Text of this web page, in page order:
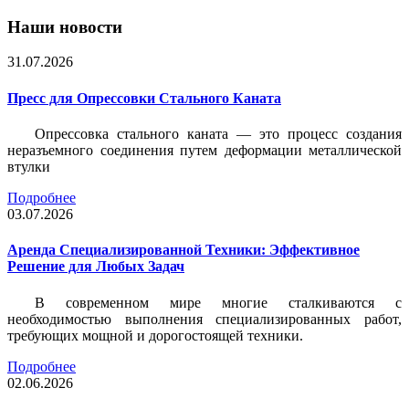
Наши новости
31.07.2026
Пресс для Опрессовки Стального Каната
Опрессовка стального каната — это процесс создания
неразъемного соединения путем деформации металлической
втулки
Подробнее
03.07.2026
Аренда Специализированной Техники: Эффективное
Решение для Любых Задач
В современном мире многие сталкиваются с
необходимостью выполнения специализированных работ,
требующих мощной и дорогостоящей техники.
Подробнее
02.06.2026